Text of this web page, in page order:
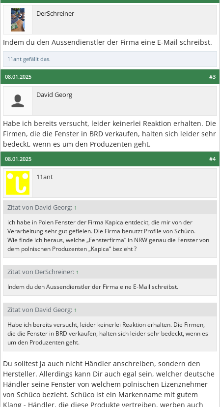
DerSchreiner
Indem du den Aussendienstler der Firma eine E-Mail schreibst.
11ant gefällt das.
#3
08.01.2025
David Georg
Habe ich bereits versucht, leider keinerlei Reaktion erhalten. Die
Firmen, die die Fenster in BRD verkaufen, halten sich leider sehr
bedeckt, wenn es um den Produzenten geht.
#4
08.01.2025
11ant
Zitat von David Georg: ↑
ich habe in Polen Fenster der Firma Kapica entdeckt, die mir von der
Verarbeitung sehr gut gefielen. Die Firma benutzt Profile von Schüco.
Wie finde ich heraus, welche „Fensterfirma“ in NRW genau die Fenster von
dem polnischen Produzenten „Kapica“ bezieht ?
Zitat von DerSchreiner: ↑
Indem du den Aussendienstler der Firma eine E-Mail schreibst.
Zitat von David Georg: ↑
Habe ich bereits versucht, leider keinerlei Reaktion erhalten. Die Firmen,
die die Fenster in BRD verkaufen, halten sich leider sehr bedeckt, wenn es
um den Produzenten geht.
Du solltest ja auch nicht Händler anschreiben, sondern den
Hersteller. Allerdings kann Dir auch egal sein, welcher deutsche
Händler seine Fenster von welchem polnischen Lizenznehmer
von Schüco bezieht. Schüco ist ein Markenname mit gutem
Klang - Händler, die diese Produkte vertreiben, werben auch